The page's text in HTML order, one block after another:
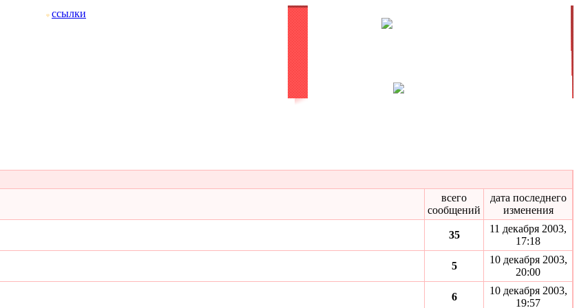
ссылки
всего
сообщений
дата последнего
изменения
35
11 декабря 2003,
17:18
5
10 декабря 2003,
20:00
6
10 декабря 2003,
19:57